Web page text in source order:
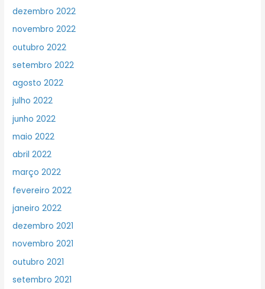
dezembro 2022
novembro 2022
outubro 2022
setembro 2022
agosto 2022
julho 2022
junho 2022
maio 2022
abril 2022
março 2022
fevereiro 2022
janeiro 2022
dezembro 2021
novembro 2021
outubro 2021
setembro 2021